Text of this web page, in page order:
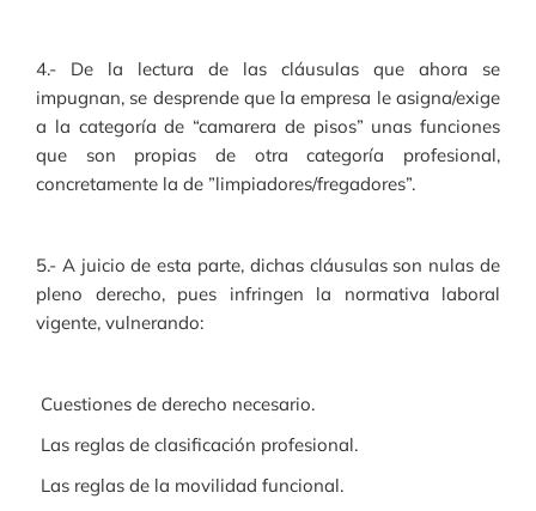
4.- De la lectura de las cláusulas que ahora se
impugnan, se desprende que la empresa le asigna/exige
a la categoría de “camarera de pisos” unas funciones
que son propias de otra categoría profesional,
concretamente la de ”limpiadores/fregadores”.
5.- A juicio de esta parte, dichas cláusulas son nulas de
pleno derecho, pues infringen la normativa laboral
vigente, vulnerando:
­ Cuestiones de derecho necesario.
­ Las reglas de clasificación profesional.
­ Las reglas de la movilidad funcional.